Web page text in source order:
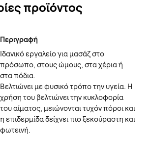
προϊόντος
Περιγραφή
Ιδανικό εργαλείο για μασάζ στο
πρόσωπο, στους ώμους, στα χέρια ή
στα πόδια.
Βελτιώνει με φυσικό τρόπο την υγεία. Η
χρήση του βελτιώνει την κυκλοφορία
του αίματος, μειώνονται τυχόν πόροι και
η επιδερμίδα δείχνει πιο ξεκούραστη και
φωτεινή.